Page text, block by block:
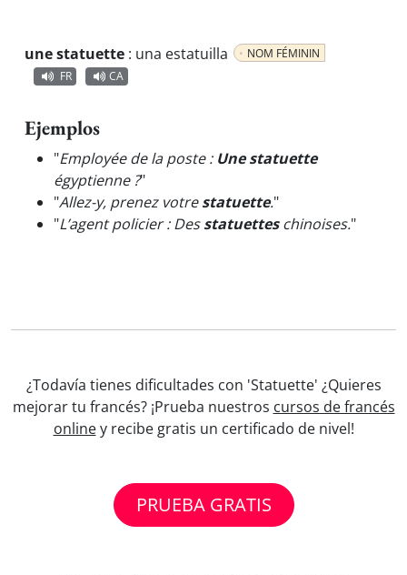
une statuette : una estatuilla
NOM FÉMININ
FR
CA
Ejemplos
"Employée de la poste : Une statuette
égyptienne ?"
"Allez-y, prenez votrestatuette."
"L’agent policier : Desstatuetteschinoises."
¿Todavía tienes dificultades con 'Statuette' ¿Quieres
mejorar tu francés? ¡Prueba nuestros cursos de francés
onliney recibe gratis un certificado de nivel!
PRUEBA GRATIS